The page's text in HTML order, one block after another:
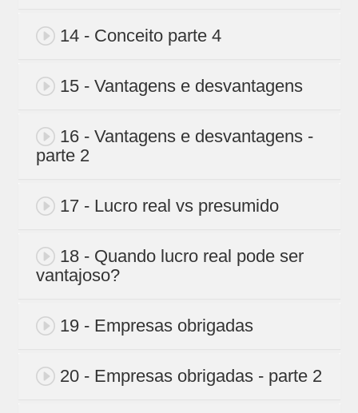
14 - Conceito parte 4
15 - Vantagens e desvantagens
16 - Vantagens e desvantagens -
parte 2
17 - Lucro real vs presumido
18 - Quando lucro real pode ser
vantajoso?
19 - Empresas obrigadas
20 - Empresas obrigadas - parte 2